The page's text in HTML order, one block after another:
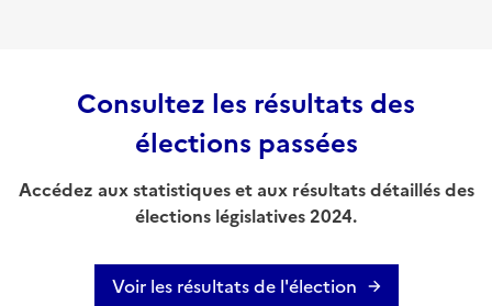
Consultez les résultats des
élections passées
Accédez aux statistiques et aux résultats détaillés des
élections législatives 2024.
Voir les résultats de l'élection